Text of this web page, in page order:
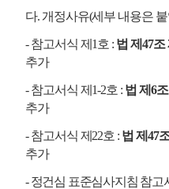
다. 개정사유(세부 내용은
-참고서식 제 1 호 : 법 제 47조
추가
-참고서식 제 1-2호 : 법 제 6조
추가
-참고서식 제 22호 : 법 제 47
추가
-정건심 표준심사지침 참고